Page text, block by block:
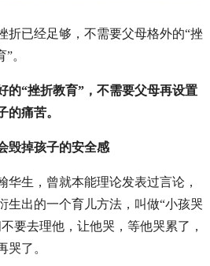
折已经足够，不需要父母格外的“挫
。
的“挫折教育”，不需要父母再设置
的痛苦。
毁掉孩子的安全感
华生，曾就本能理论发表过言论，
生出的一个育儿方法，叫做“小孩哭
要去理他，让他哭，等他哭累了，
哭了。